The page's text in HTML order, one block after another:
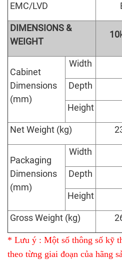
EMC/LVD
DIMENSIONS &
WEIGHT
10
Cabinet
Dimensions
(mm)
Width
Depth
Height
Net Weight (kg)
Packaging
Dimensions
(mm)
Width
Depth
Height
Gross Weight (kg)
* Lưu ý : Một số thông số kỹ
theo từng giai đoạn của hãng